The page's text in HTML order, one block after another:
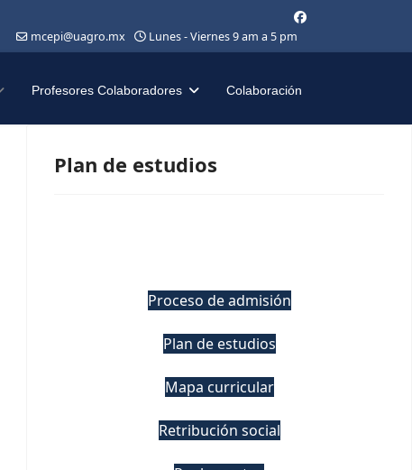
mcepi@uagro.mx Lunes - Viernes 9 am a 5 pm
Profesores Colaboradores Colaboración
Plan de estudios
Proceso de admisión
Plan de estudios
Mapa curricular
Retribución social